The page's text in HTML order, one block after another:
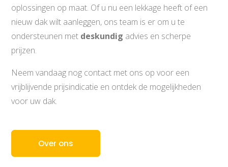
oplossingen op maat. Of u nu een lekkage heeft of een
nieuw dak wilt aanleggen, ons team is er om u te
ondersteunen met deskundig advies en scherpe
prijzen.
Neem vandaag nog contact met ons op voor een
vrijblijvende prijsindicatie en ontdek de mogelijkheden
voor uw dak.
Over ons